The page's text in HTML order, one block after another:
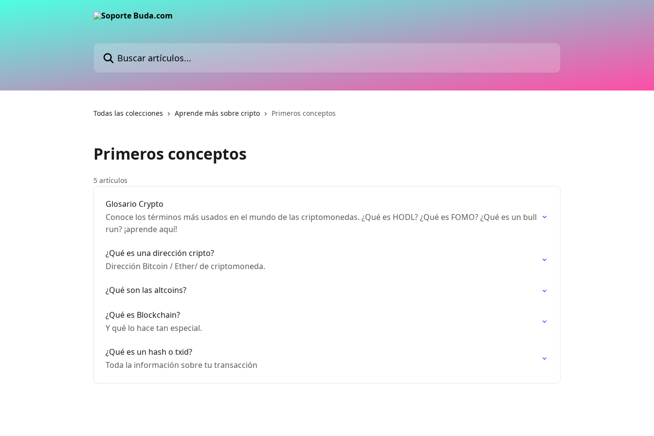
Buscar artículos...
Todas las colecciones Aprende más sobre cripto Primeros conceptos
Primeros conceptos
5 artículos
Glosario Crypto
Conoce los términos más usados en el mundo de las criptomonedas. ¿Qué es HODL? ¿Qué es FOMO? ¿Qué es un bull
run? ¡aprende aquí!
¿Qué es una dirección cripto?
Dirección Bitcoin / Ether/ de criptomoneda.
¿Qué son las altcoins?
¿Qué es Blockchain?
Y qué lo hace tan especial.
¿Qué es un hash o txid?
Toda la información sobre tu transacción